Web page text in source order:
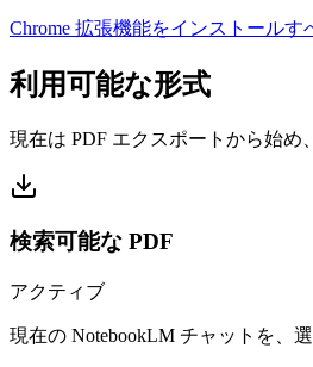
Chrome 拡張機能をインストールす
利用可能な形式
現在は PDF エクスポートから始め
検索可能な PDF
アクティブ
現在の NotebookLM チャットを、